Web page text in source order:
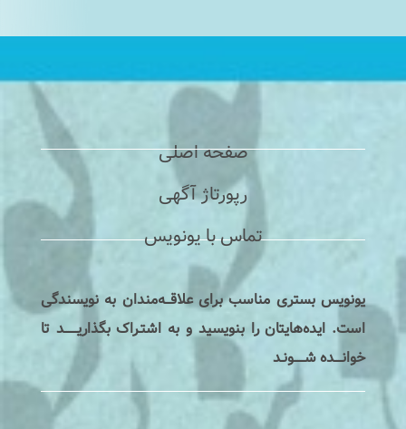
یونویس بستری مناسب برای علاقـــه‌مندان به نویسندگی
است. ایده‌هایتان را بنویسید و به اشتـراک بگذاریـــــــد تا
خوانــــده شــــــونـد
صفحه اصلی
رپورتاژ آگهی
تماس با یونویس